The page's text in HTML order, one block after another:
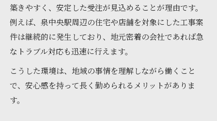
現場業務から学べるスキルとやりがい
エアコン工事契約社員募集で習得できる専
門スキル
業務を通じて成長できるエアコン工事契約
社員募集
現場で身につくエアコン工事契約社員募集
築きやすく、安定した受注が見込めることが理由です。
例えば、泉中央駅周辺の住宅や店舗を対象にした工事案
件は継続的に発生しており、地元密着の会社であれば急
なトラブル対応も迅速に行えます。
こうした環境は、地域の事情を理解しながら働くこと
で、安心感を持って長く勤められるメリットがありま
す。